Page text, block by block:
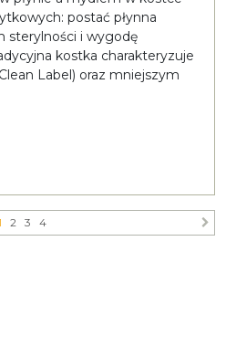
postać płynna
sterylności i wygodę
kostka charakteryzuje
Label) oraz mniejszym
2 3 4